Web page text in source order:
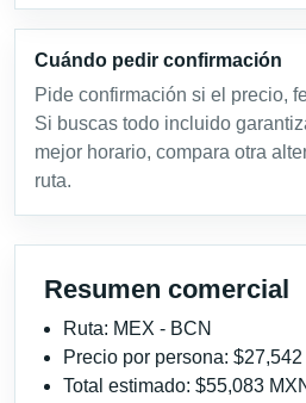
Cuándo pedir confirmación
Pide confirmación si el precio,
Si buscas todo incluido
mejor horario, compara otra
ruta.
Resumen comercial
Ruta: MEX - BCN
Precio por persona: $27,542
Total estimado: $55,083